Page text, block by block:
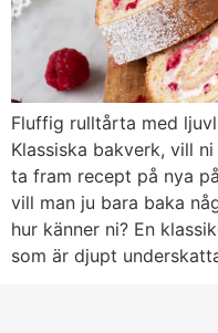
Fluffig rulltårta med
Klassiska bakverk, vill
ta fram recept på nya
vill man ju bara baka
hur känner ni? En
som är djupt